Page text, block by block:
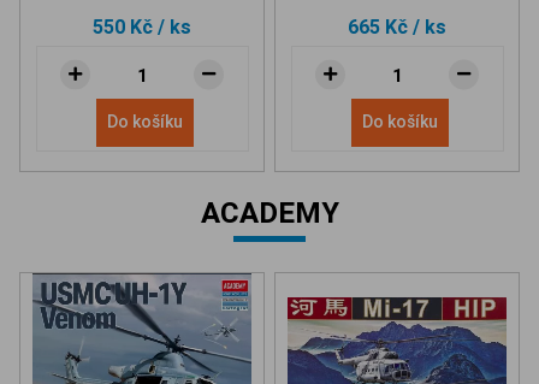
550 Kč / ks
Do košíku
665 Kč / ks
Do košíku
ACADEMY